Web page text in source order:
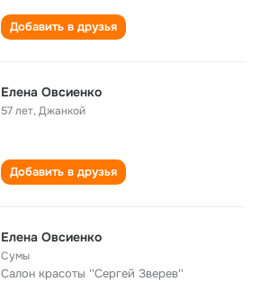
Добавить в друзья
Елена Овсиенко
57 лет,Джанкой
Добавить в друзья
Елена Овсиенко
Сумы
Салон красоты ''Сергей Зверев''